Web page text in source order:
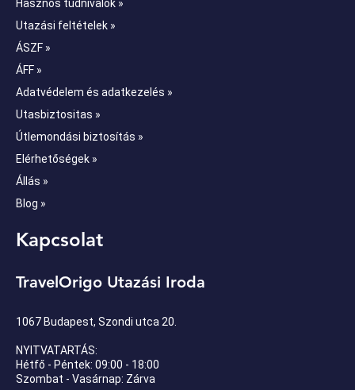
Hasznos tudnivalók »
Utazási feltételek »
ÁSZF »
ÁFF »
Adatvédelem és adatkezelés »
Utasbiztositas »
Útlemondási biztosítás »
Elérhetőségek »
Állás »
Blog »
Kapcsolat
TravelOrigo Utazási Iroda
1067 Budapest, Szondi utca 20.
NYITVATARTÁS:
Hétfő - Péntek: 09:00 - 18:00
Szombat - Vasárnap: Zárva